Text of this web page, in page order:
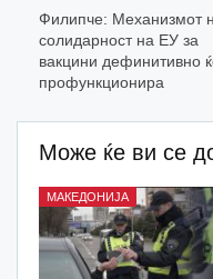
Филипче: Механизмот
солидарност на ЕУ за
вакцини дефинитивно
профункционира
Може ќе ви се
МАКЕДОНИЈА